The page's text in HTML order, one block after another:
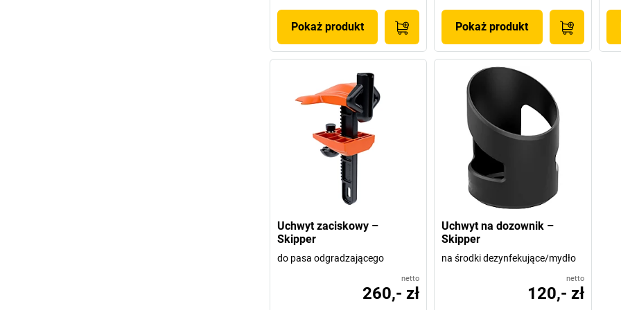
Pokaż produkt Pokaż produkt
Uchwyt zaciskowy –
Skipper
do pasa odgradzającego
netto
260,- zł
Uchwyt na dozownik –
Skipper
na środki dezynfekujące/mydło
netto
120,- zł